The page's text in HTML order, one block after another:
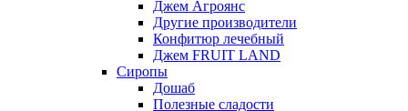
Джем Агроянс
Другие производители
Конфитюр лечебный
Джем FRUIT LAND
Сиропы
Дошаб
Полезные сладости